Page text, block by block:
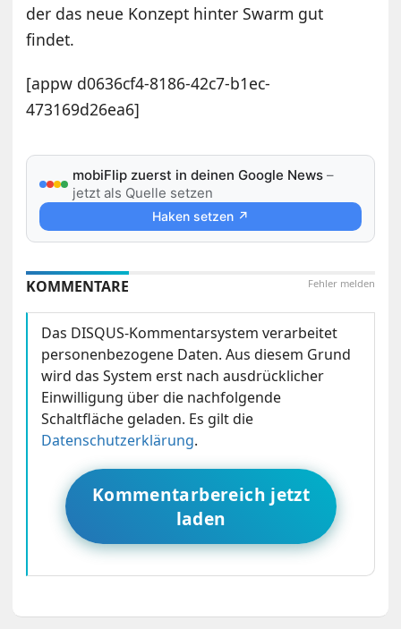
der das neue Konzept hinter Swarm gut
findet.
[appw d0636cf4-8186-42c7-b1ec-
473169d26ea6]
mobiFlip zuerst in deinen Google News –
jetzt als Quelle setzen
Haken setzen ↗
Fehler melden
KOMMENTARE
Das DISQUS-Kommentarsystem verarbeitet
personenbezogene Daten. Aus diesem Grund
wird das System erst nach ausdrücklicher
Einwilligung über die nachfolgende
Schaltfläche geladen. Es gilt die
Datenschutzerklärung.
Kommentarbereich jetzt
laden